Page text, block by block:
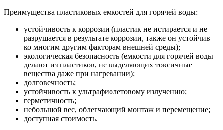
Преимущества пластиковых емкостей для горячей воды:
устойчивость к коррозии (пластик не истирается и не
разрушается в результате коррозии, также он устойчив
ко многим другим факторам внешней среды);
экологическая безопасность (емкости для горячей воды
делают из пластиков, не выделяющих токсичные
вещества даже при нагревании);
долговечность;
устойчивость к ультрафиолетовому излучению;
герметичность;
небольшой вес, облегчающий монтаж и перемещение;
доступная стоимость.